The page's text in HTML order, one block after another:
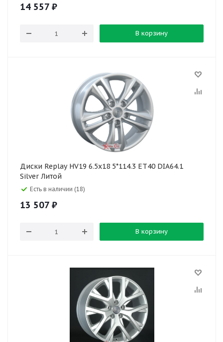
14 557 ₽
В корзину
Диски Replay HV19 6.5x18 5*114.3 ET40 DIA64.1
Silver Литой
Есть в наличии (18)
13 507 ₽
В корзину